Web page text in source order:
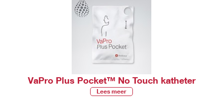
VaPro Plus Pocket™ No Touch katheter
Lees meer